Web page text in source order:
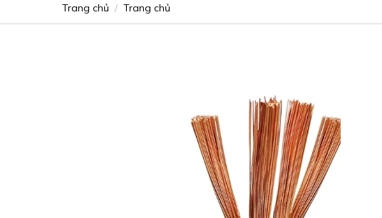
Trang chủ / Trang chủ